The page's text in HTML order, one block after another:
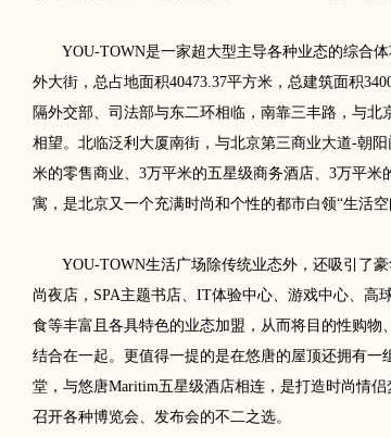
YOU-TOWN是一家超大型主导各种业态的综合体
外大街，总占地面积40473.37平方米，总建筑面积
隔外交部、司法部与东二环相临，南靠三丰路，与
相望。北临泛利大厦南街，与北京第三商业大道-朝
米的零售商业、3万平米的五星级商务酒店、3万平米
寓，是北京又一个充满时尚和个性的都市白领“生活空
YOU-TOWN生活广场除传统业态外，还吸引了豪
尚夜店，SPA主题书店、IT体验中心、游戏中心、高
食等丰富且各具特色的业态加盟，从而将目的性购物
结合在一起。更值得一提的是在悠唐的屋顶还拥有一
堂，与悠唐Maritim五星级酒店相连，是打造时尚情
召开各种博览会、发布会的不二之选。